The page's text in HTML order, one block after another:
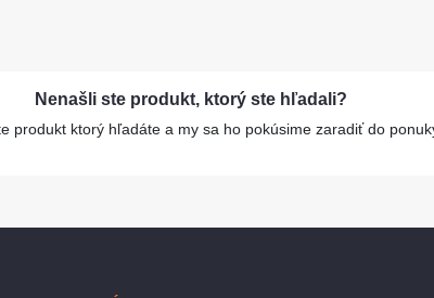
Nenašli ste produkt, ktorý ste hľadali?
produkt ktorý hľadáte a my sa ho pokúsime zaradiť do